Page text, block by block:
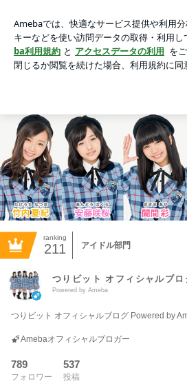
アプリをダウンロードして ブログの更新
ょう。
ranking
211 アイドル部門
つりビット オフィシャルブロ
Powered by Ameba
つりビット オフィシャルブログ Powered by
Amebaオフィシャルブロガー
789
フォロワー
537
投稿